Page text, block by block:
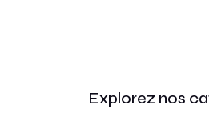
Explorez nos